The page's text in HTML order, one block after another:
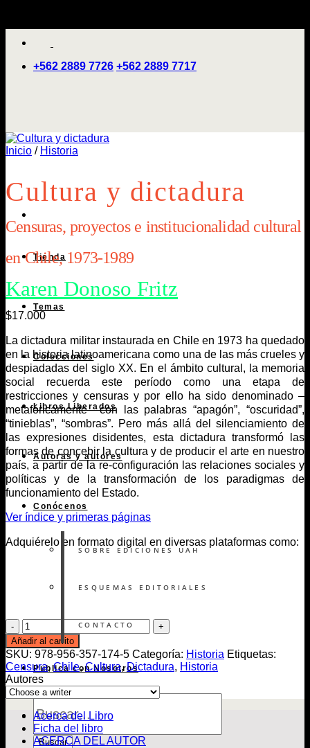
+562 2889 7726 +562 2889 7717
Tienda
Temas
Colecciones
Libros Liberados
Autoras y autores
Conócenos
SOBRE EDICIONES UAH
ESQUEMAS EDITORIALES
CONTACTO
Publica con Nosotros
Búsqueda
de
Libros
Buscar
Inicio / Historia
Cultura y dictadura
Censuras, proyectos e institucionalidad cultural
en Chile, 1973-1989
Karen Donoso Fritz
$17.000
La dictadura militar instaurada en Chile en 1973 ha quedado
en la historia latinoamericana como una de las más crueles y
despiadadas del siglo XX. En el ámbito cultural, la memoria
social recuerda este período como una etapa de
restricciones y censuras y por ello ha sido denominado –
metafóricamente– con las palabras “apagón”, “oscuridad”,
“tinieblas”, “sombras”. Pero más allá del silenciamiento de
las expresiones disidentes, esta dictadura transformó las
formas de concebir la cultura y de producir el arte en nuestro
país, a partir de la re-configuración las relaciones sociales y
políticas y de la transformación de los paradigmas de
funcionamiento del Estado.
Ver índice y primeras páginas
Adquiérelo en formato digital en diversas plataformas como:
Cultura
y
dictadura
cantidad
Añadir al carrito
SKU: 978-956-357-174-5 Categoría: Historia Etiquetas:
Censura,Chile,Cultura,Dictadura, Historia
Autores
Acerca del Libro
Ficha del libro
ACERCA DEL AUTOR